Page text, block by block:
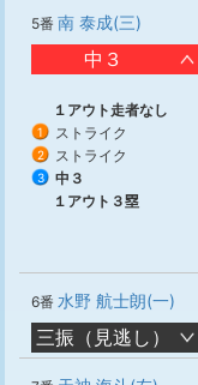
5番 南 泰成(三)
中３
１アウト走者なし
1 ストライク
2 ストライク
3
中３
１アウト３塁
6番 水野 航士朗(一)
三振（見逃し）